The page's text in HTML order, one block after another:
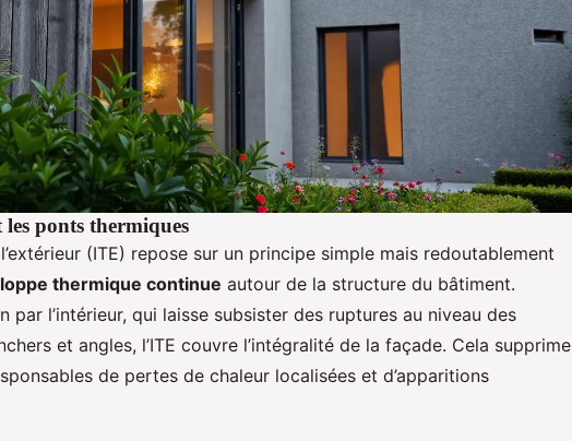
ponts thermiques
(ITE) repose sur un principe simple mais redoutablement
thermique continue autour de la structure du bâtiment.
par l’intérieur, qui laisse subsister des ruptures au niveau des
et angles, l’ITE couvre l’intégralité de la façade. Cela supprime
de pertes de chaleur localisées et d’apparitions